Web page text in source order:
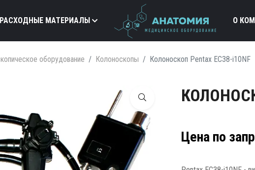
РАСХОДНЫЕ МАТЕРИАЛЫ О
оборудование Колоноскопы Колоноскоп Pentax EC38-i10NF
Цена по